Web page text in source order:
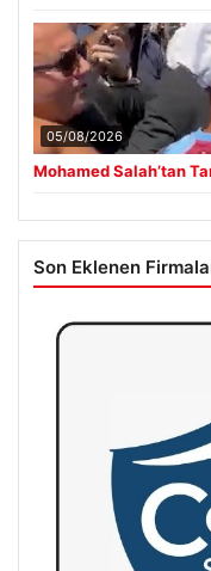
05/08/2026
Mohamed Salah’tan
Son Eklenen